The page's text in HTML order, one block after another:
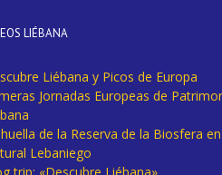
LIÉBANA
Liébana y Picos de Europa
Jornadas Europeas de
de la Reserva de la Biosfera
Lebaniego